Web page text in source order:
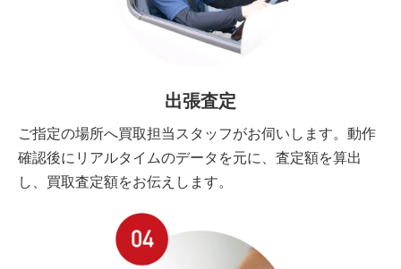
出張査定
ご指定の場所へ買取担当スタッフがお伺いします。動作
確認後にリアルタイムのデータを元に、査定額を算出
し、買取査定額をお伝えします。